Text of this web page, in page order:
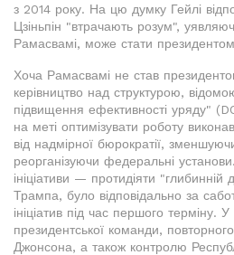
з 2014 року. На цю думку Гейлі
Цзіньпін "втрачають розум",
Рамасвамі, може стати
Хоча Рамасвамі не став
керівництво над структурою,
підвищення ефективності уряду"
на меті оптимізувати роботу
від надмірної бюрократії,
реорганізуючи федеральні
ініціативи — протидіяти
Трампа, було відповідально за
ініціатив під час першого терміну. У
президентської команди,
Джонсона, а також контролю